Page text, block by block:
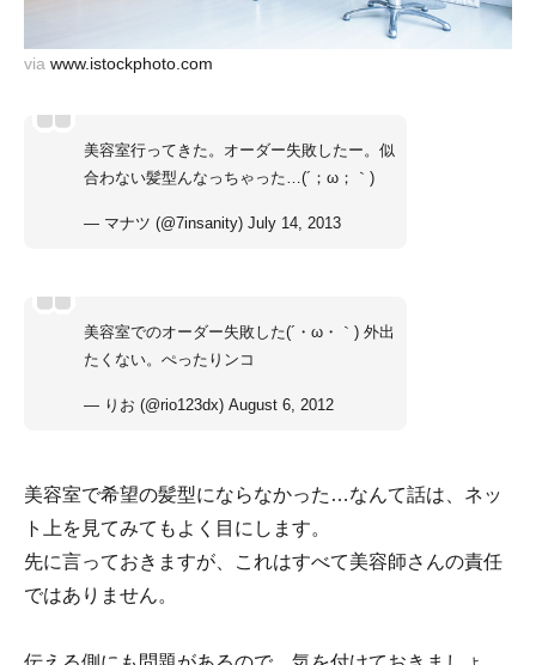
via www.istockphoto.com
美容室行ってきた。オーダー失敗したー。似
合わない髪型んなっちゃった…(´；ω；｀)
— マナツ (@7insanity) July 14, 2013
美容室でのオーダー失敗した(´・ω・｀) 外出
たくない。ぺったりンコ
— りお (@rio123dx) August 6, 2012
美容室で希望の髪型にならなかった…なんて話は、ネッ
ト上を見てみてもよく目にします。
先に言っておきますが、これはすべて美容師さんの責任
ではありません。